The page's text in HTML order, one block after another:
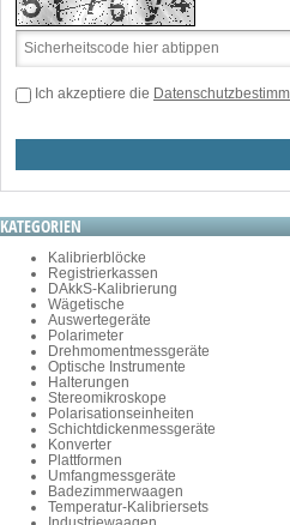
Ich akzeptiere die
KATEGORIEN
Kalibrierblöcke
Registrierkassen
DAkkS-Kalibrierung
Wägetische
Auswertegeräte
Polarimeter
Drehmomentmessgeräte
Optische Instrumente
Halterungen
Stereomikroskope
Polarisationseinheiten
Schichtdickenmessgeräte
Konverter
Plattformen
Umfangmessgeräte
Badezimmerwaagen
Temperatur-Kalibriersets